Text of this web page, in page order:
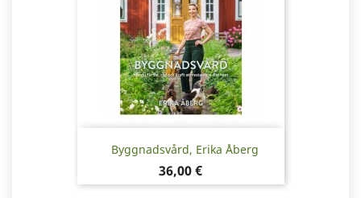
Byggnadsvård, Erika Åberg
Pris
36,00 €